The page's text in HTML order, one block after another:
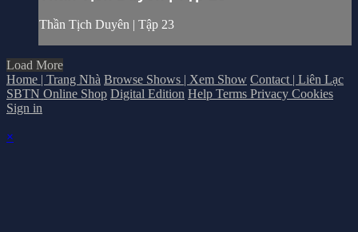
Thần Tịch Duyên | Tập 23
Load More
Home | Trang Nhà Browse Shows | Xem Show Contact | Liên Lạc
SBTN Online Shop Digital Edition Help Terms Privacy Cookies
Sign in
×